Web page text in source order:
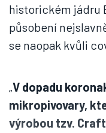
historickém jádru
působení
se naopak kvůli
„V dopadu
mikropivovary,
výrobou tzv.